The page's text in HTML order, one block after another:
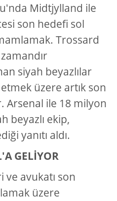
Midtjylland ile
son hedefi sol
Trossard
siyah beyazlılar
üzere artık son
Arsenal ile 18 milyon
beyazlı ekip,
yanıtı aldı.
GELİYOR
ve avukatı son
üzere